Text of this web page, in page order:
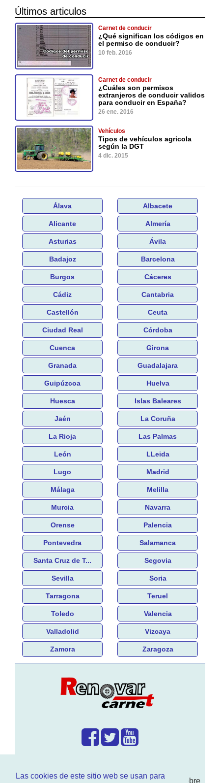
Las cookies de este sitio web se usan para
Últimos articulos
Carnet de conducir
¿Qué significan los códigos en
el permiso de conducir?
10 feb. 2016
Carnet de conducir
¿Cuáles son permisos
extranjeros de conducir validos
para conducir en España?
26 ene. 2016
Vehículos
Tipos de vehículos agricola
según la DGT
4 dic. 2015
Álava Albacete
Alicante Almería
Asturias Ávila
Badajoz Barcelona
Burgos Cáceres
Cádiz Cantabria
Castellón Ceuta
Ciudad Real Córdoba
Cuenca Girona
Granada Guadalajara
Guipúzcoa Huelva
Huesca Islas Baleares
Jaén La Coruña
La Rioja Las Palmas
León LLeida
Lugo Madrid
Málaga Melilla
Murcia Navarra
Orense Palencia
Pontevedra Salamanca
Santa Cruz de T... Segovia
Sevilla Soria
Tarragona Teruel
Toledo Valencia
Valladolid Vizcaya
Zamora Zaragoza
Enwww.RenovarCarnet.com Te contamos sobre